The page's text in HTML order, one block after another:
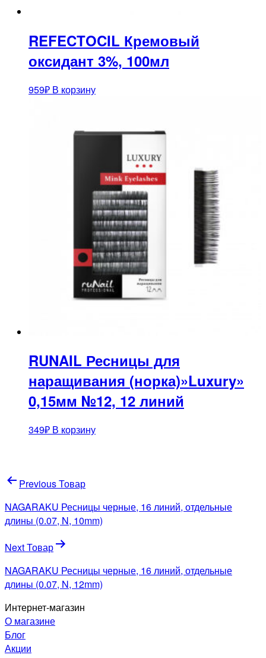
REFECTOCIL Кремовый
оксидант 3%, 100мл
959₽ В корзину
RUNAIL Ресницы для
наращивания (норка)»Luxury»
0,15мм №12, 12 линий
349₽ В корзину
Навигация
по
записям
Previous Товар
NAGARAKU Ресницы черные, 16 линий, отдельные
длины (0.07, N, 10mm)
Next Товар
NAGARAKU Ресницы черные, 16 линий, отдельные
длины (0.07, N, 12mm)
Интернет-магазин
О магазине
Блог
Акции